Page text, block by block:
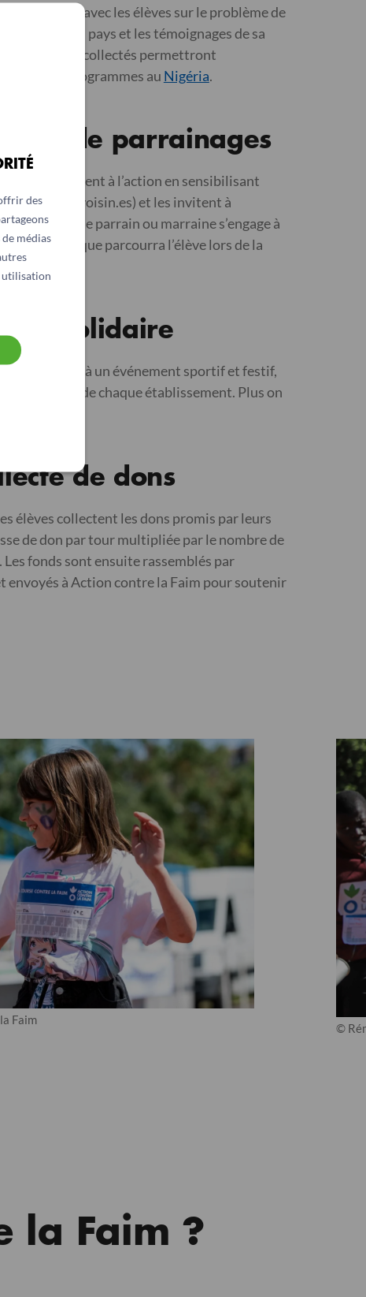
des
médias
utilisation
échanger avec les élèves sur le problème de
d’un pays et les témoignages de sa
les fonds collectés permettront
nos programmes au Nigéria.
de parrainages
élèves passent à l’action en sensibilisant
ami.es, voisin.es) et les invitent à
Chaque parrain ou marraine s’engage à
tour que parcourra l’élève lors de la
solidaire
participent à un événement sportif et festif,
possibilités de chaque établissement. Plus on
de dons
élèves collectent les dons promis par leurs
de don par tour multipliée par le nombre de
fonds sont ensuite rassemblés par
envoyés à Action contre la Faim pour soutenir
Faim
©
la Faim ?